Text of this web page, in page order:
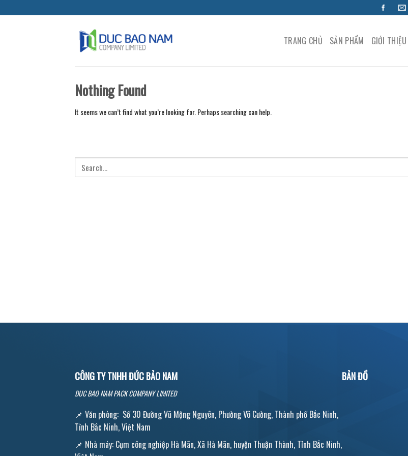
to
TRANG CHỦ SẢN PHẨM GIỚI THIỆU
Nothing Found
It seems we can’t find what you’re looking for. Perhaps searching can help.
CÔNG TY TNHH ĐỨC BẢO NAM
DUC BAO NAM PACK COMPANYLIMITED
📌 Văn phòng: Số 30 Đường Vũ Mộng Nguyên, Phường Võ Cường, Thành phố Bắc Ninh,
Tỉnh Bắc Ninh, Việt Nam
📌 Nhà máy: Cụm công nghiệp Hà Mãn, Xã Hà Mãn, huyện Thuận Thành, Tỉnh Bắc Ninh,
BẢN ĐỒ